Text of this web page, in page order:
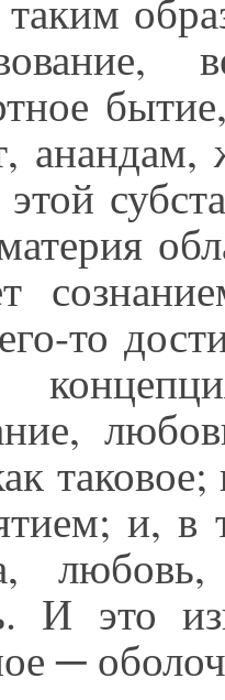
таким
анандам,
то
и, в
И это
─